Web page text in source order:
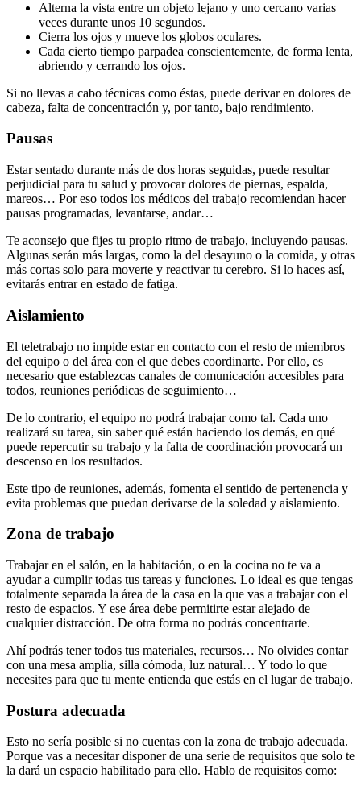
Alterna la vista entre un objeto lejano y uno cercano varias
veces durante unos 10 segundos.
Cierra los ojos y mueve los globos oculares.
Cada cierto tiempo parpadea conscientemente, de forma lenta,
abriendo y cerrando los ojos.
Si no llevas a cabo técnicas como éstas, puede derivar en dolores de
cabeza, falta de concentración y, por tanto, bajo rendimiento.
Pausas
Estar sentado durante más de dos horas seguidas, puede resultar
perjudicial para tu salud y provocar dolores de piernas, espalda,
mareos… Por eso todos los médicos del trabajo recomiendan hacer
pausas programadas, levantarse, andar…
Te aconsejo que fijes tu propio ritmo de trabajo, incluyendo pausas.
Algunas serán más largas, como la del desayuno o la comida, y otras
más cortas solo para moverte y reactivar tu cerebro. Si lo haces así,
evitarás entrar en estado de fatiga.
Aislamiento
El teletrabajo no impide estar en contacto con el resto de miembros
del equipo o del área con el que debes coordinarte. Por ello, es
necesario que establezcas canales de comunicación accesibles para
todos, reuniones periódicas de seguimiento…
De lo contrario, el equipo no podrá trabajar como tal. Cada uno
realizará su tarea, sin saber qué están haciendo los demás, en qué
puede repercutir su trabajo y la falta de coordinación provocará un
descenso en los resultados.
Este tipo de reuniones, además, fomenta el sentido de pertenencia y
evita problemas que puedan derivarse de la soledad y aislamiento.
Zona de trabajo
Trabajar en el salón, en la habitación, o en la cocina no te va a
ayudar a cumplir todas tus tareas y funciones. Lo ideal es que tengas
totalmente separada la área de la casa en la que vas a trabajar con el
resto de espacios. Y ese área debe permitirte estar alejado de
cualquier distracción. De otra forma no podrás concentrarte.
Ahí podrás tener todos tus materiales, recursos… No olvides contar
con una mesa amplia, silla cómoda, luz natural… Y todo lo que
necesites para que tu mente entienda que estás en el lugar de trabajo.
Postura adecuada
Esto no sería posible si no cuentas con la zona de trabajo adecuada.
Porque vas a necesitar disponer de una serie de requisitos que solo te
la dará un espacio habilitado para ello. Hablo de requisitos como: